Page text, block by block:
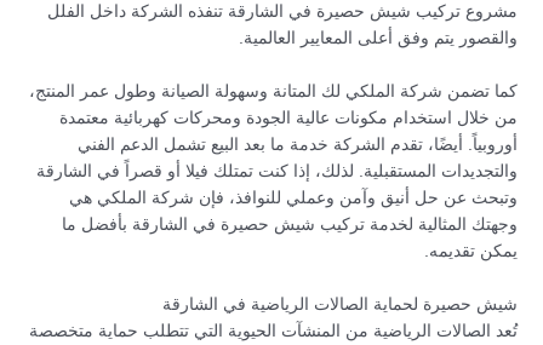
مشروع تركيب شيش حصيرة في الشارقة تنفذه الشركة داخل الفلل
والقصور يتم وفق أعلى المعايير العالمية.
كما تضمن شركة الملكي لك المتانة وسهولة الصيانة وطول عمر المنتج،
من خلال استخدام مكونات عالية الجودة ومحركات كهربائية معتمدة
أوروبياً. أيضًا، تقدم الشركة خدمة ما بعد البيع تشمل الدعم الفني
والتجديدات المستقبلية. لذلك، إذا كنت تمتلك فيلا أو قصراً في الشارقة
وتبحث عن حل أنيق وآمن وعملي للنوافذ، فإن شركة الملكي هي
وجهتك المثالية لخدمة تركيب شيش حصيرة في الشارقة بأفضل ما
يمكن تقديمه.
شيش حصيرة لحماية الصالات الرياضية في الشارقة
تُعد الصالات الرياضية من المنشآت الحيوية التي تتطلب حماية متخصصة